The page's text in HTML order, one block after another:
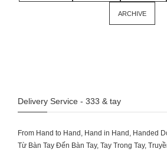
ARCHIVE
Delivery Service - 333 & tay
From Hand to Hand, Hand in Hand, Handed